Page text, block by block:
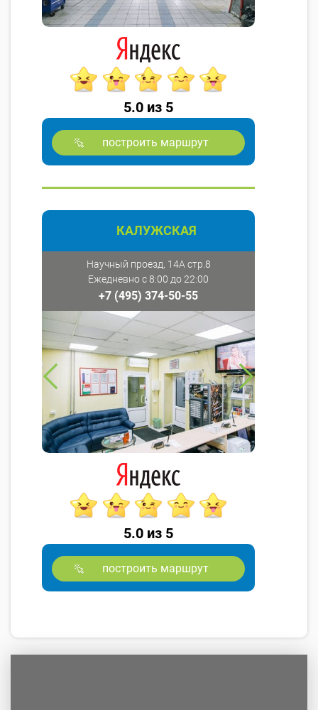
5.0 из 5
построить маршрут
КАЛУЖСКАЯ
Научный проезд, 14А стр.8
Ежедневно с 8:00 до 22:00
+7 (495) 374-50-55
5.0 из 5
построить маршрут